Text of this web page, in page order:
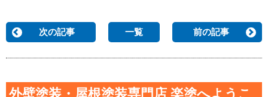
次の記事 一覧 前の記事
外壁塗装・屋根塗装専門店 楽塗へようこ